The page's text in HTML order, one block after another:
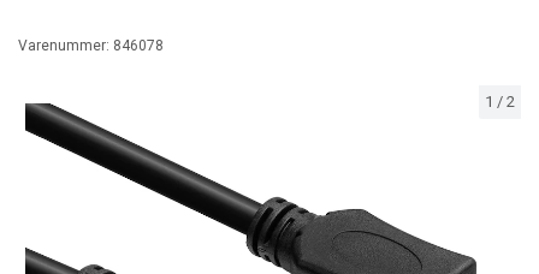
1 / 2
Varenummer: 846078